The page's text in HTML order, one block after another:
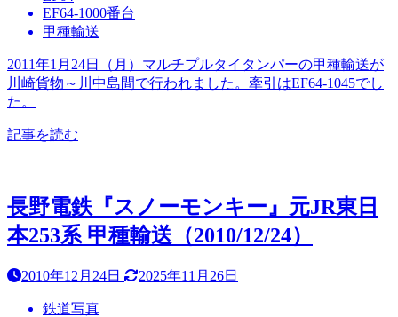
EF64-1000番台
甲種輸送
2011年1月24日（月）マルチプルタイタンパーの甲種輸送が
川崎貨物～川中島間で行われました。牽引はEF64-1045でし
た。
記事を読む
長野電鉄『スノーモンキー』元JR東日
本253系 甲種輸送（2010/12/24）
2010年12月24日 2025年11月26日
鉄道写真